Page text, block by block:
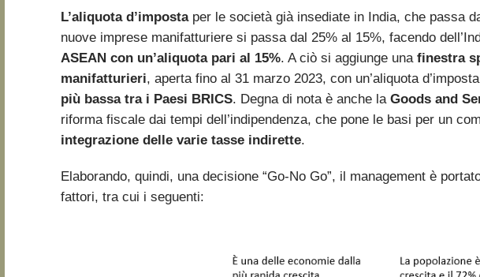
L’aliquota d’impostaper le società già insediate in India, che passa
nuove imprese manifatturiere si passa dal 25% al 15%, facendo
ASEAN con un’aliquota pari al 15%. A ciò si aggiunge una finestra
manifatturieri, aperta fino al 31 marzo 2023, con un’aliquota
più bassa tra i Paesi BRICS. Degna di nota è anche la Goods and
riforma fiscale dai tempi dell’indipendenza, che pone le basi per un
integrazione delle varie tasse indirette.
Elaborando, quindi, una decisione “Go-No Go”, il management è
fattori, tra cui i seguenti: